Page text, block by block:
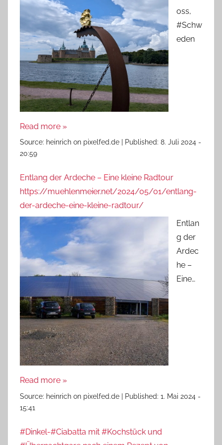
oss,
#Schw
eden
Read more »
Source: heinrich on pixelfed.de Published: 8. Juli 2024 -
20:59
Entlang der Ardeche – Eine kleine Radtour
https://muehlenmeier.net/2024/05/01/entlang-
der-ardeche-eine-kleine-radtour/
Entlan
g der
Ardec
he –
Eine…
Read more »
Source: heinrich on pixelfed.de Published: 1. Mai 2024 -
15:41
#Dinkel-#Ciabatta mit #Kochstück und